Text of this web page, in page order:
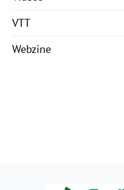
VTT
Webzine